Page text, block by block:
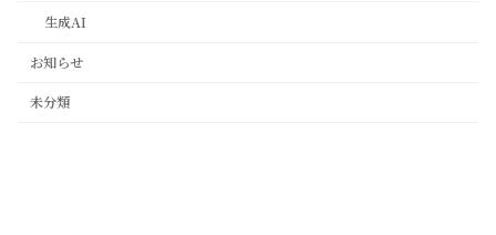
生成AI
お知らせ
未分類